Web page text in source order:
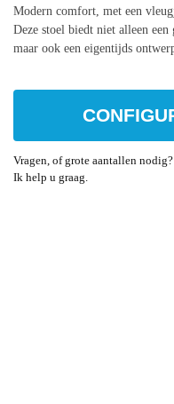
Modern comfort, met een
Deze stoel biedt niet alleen
maar ook een eigentijds
Vragen, of grote aantallen nodig?
Ik help u graag.